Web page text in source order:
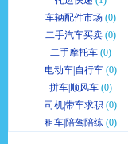
车辆配件市场 (0)
二手汽车买卖 (0)
二手摩托车 (0)
电动车|自行车 (0)
拼车|顺风车 (0)
司机|带车求职 (0)
租车|陪驾陪练 (0)